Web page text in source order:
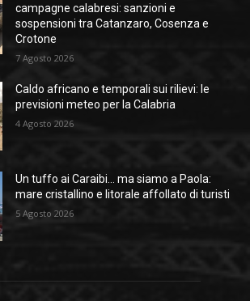
campagne calabresi: sanzioni e
sospensioni tra Catanzaro, Cosenza e
Crotone
7 Agosto 2026
Caldo africano e temporali sui rilievi: le
previsioni meteo per la Calabria
4 Agosto 2026
Un tuffo ai Caraibi… ma siamo a Paola:
mare cristallino e litorale affollato di turisti
5 Agosto 2026